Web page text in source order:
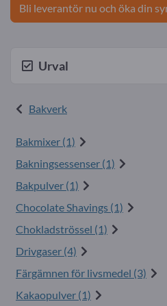
Bli leverantör nu och öka din
Urval
Bakverk
Bakmixer (1)
Bakningsessenser (1)
Bakpulver (1)
Chocolate Shavings (1)
Chokladströssel (1)
Drivgaser (4)
Färgämnen för livsmedel (3)
Kakaopulver (1)